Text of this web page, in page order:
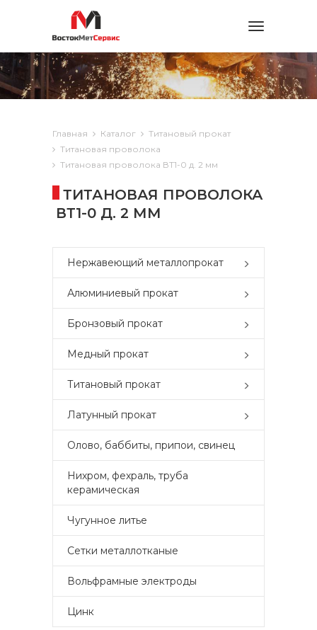
Toggle
Главная Каталог
Титановый прокат
Титановая проволока
Титановая проволока ВТ1-0 д. 2 мм
ТИТАНОВАЯ ПРОВОЛОКА
ВТ1-0 Д. 2 ММ
Нержавеющий металлопрокат
Алюминиевый прокат
Бронзовый прокат
Медный прокат
Титановый прокат
Латунный прокат
Олово, баббиты, припои, свинец
Нихром, фехраль, труба
керамическая
Чугунное литье
Сетки металлотканые
Вольфрамные электроды
Цинк